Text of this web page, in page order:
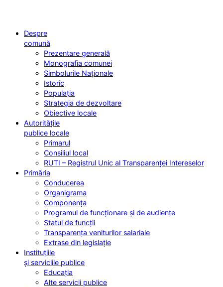
Despre
comună
Prezentare generală
Monografia comunei
Simbolurile Naționale
Istoric
Populația
Strategia de dezvoltare
Obiective locale
Autoritățile
publice locale
Primarul
Consiliul local
RUTI – Registrul Unic al Transparenței Intereselor
Primăria
Conducerea
Organigrama
Componența
Programul de funcționare și de audiențe
Statul de funcții
Transparența veniturilor salariale
Extrase din legislație
Instituțiile
și serviciile publice
Educația
Alte servicii publice